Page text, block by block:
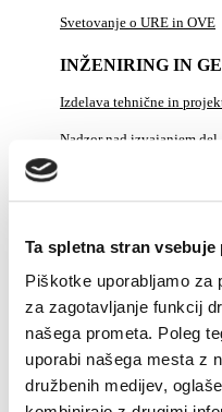
Ta spletna stran vsebuje
Piškotke uporabljamo za
za zagotavljanje funkcij
našega prometa. Poleg
uporabi našega mesta z
družbenih medijev,
Svetovanje o URE in OVE
INŽENIRING IN
Izdelava tehnične in
Nadzor nad izvajanjem del
ENERGETIKA V
PLINSKI KOTEL
DELA NA
ZA PODJETJA